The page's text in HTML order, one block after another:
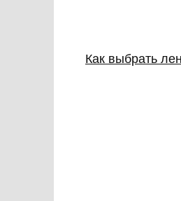
Как выбрать